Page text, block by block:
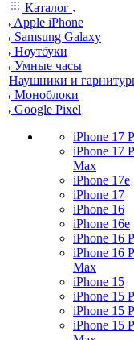
Каталог
Apple iPhone
Samsung Galaxy
Ноутбуки
Умные часы
Наушники и
Моноблоки
Google Pixel
iPhone 17
iPhone 17
Max
iPhone 17e
iPhone 17
iPhone 16
iPhone 16e
iPhone 16
iPhone 16
Max
iPhone 15
iPhone 15
iPhone 15
iPhone 15